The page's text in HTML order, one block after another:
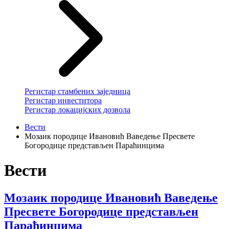
Регистар стамбених заједница
Регистар инвеститора
Регистар локацијских дозвола
Вести
Мозаик породице Ивановић Ваведење Пресвете
Богородице представљен Параћинцима
Вести
Мозаик породице Ивановић Ваведење
Пресвете Богородице представљен
Параћинцима